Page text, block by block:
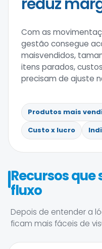
Com as
gestão consegue
maisvendidos,
itens parados,
precisam de ajuste
Produtos mais
Custo x lucro
Recursos
fluxo
Depois de entender a
ficam mais fáceis de